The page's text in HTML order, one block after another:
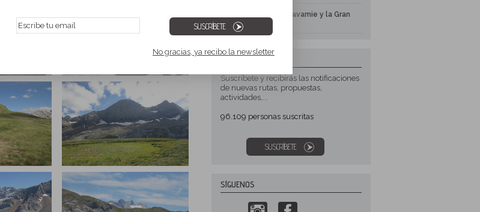
SUSCRÍBETE
No gracias, ya recibo la newsletter
Circo de Gavarnie y la Gran
Cascada
Suscríbete y recibirás las notificaciones
de nuevas rutas, propuestas,
actividades,...
96.109 personas suscritas
SUSCRÍBETE
SÍGUENOS